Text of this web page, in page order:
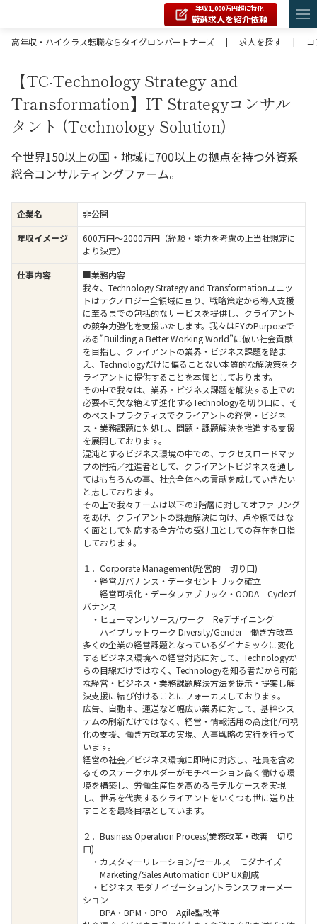
年収1,000万円超に特化
厳選求人を紹介依頼
高年収・ハイクラス転職ならタイグロンパートナーズ
| 求人を探す |
【TC-Technology Strategy and
Transformation】IT Strategyコンサル
タント (Technology Solution)
全世界150以上の国・地域に700以上の拠点を持つ外資系
総合コンサルティングファーム。
企業名
非公開
年収イメージ
600万円〜2000万円（経験・能力を考慮の上当社規定に
より決定）
仕事内容
■業務内容
我々、Technology Strategy and Transformationユニッ
トはテクノロジー全領域に亘り、戦略策定から導入支援
に至るまでの包括的なサービスを提供し、クライアント
の競争力強化を支援いたします。我々はEYのPurposeで
ある”Building a Better Working World”に倣い社会貢献
を目指し、クライアントの業界・ビジネス課題を踏ま
え、Technologyだけに偏ることない本質的な解決策をク
ライアントに提供することを本懐としております。
その中で我々は、業界・ビジネス課題を解決する上での
必要不可欠な絶えず進化するTechnologyを切り口に、そ
のベストプラクティスでクライアントの経営・ビジネ
ス・業務課題に対処し、問題・課題解決を推進する支援
を展開しております。
混沌とするビジネス環境の中での、サクセスロードマッ
プの開拓／推進者として、クライアントビジネスを通し
てはもちろんの事、社会全体への貢献を成していきたい
と志しております。
その上で我々チームは以下の3階層に対してオファリング
をあげ、クライアントの課題解決に向け、点や線ではな
く面として対応する全方位の受け皿としての存在を目指
しております。
１．Corporate Management(経営的 切り口)
・経営ガバナンス・データセントリック確立
経営可視化・データファブリック・OODA Cycleガ
バナンス
・ヒューマンリソース/ワーク Reデザイニング
ハイブリットワーク Diversity/Gender 働き方改革
多くの企業の経営課題となっているダイナミックに変化
するビジネス環境への経営対応に対して、Technologyか
らの目線だけではなく、Technologyを知る者だから可能
な経営・ビジネス・業務課題解決方法を提示・提案し解
決支援に結び付けることにフォーカスしております。
広告、自動車、運送など幅広い業界に対して、基幹シス
テムの刷新だけではなく、経営・情報活用の高度化/可視
化の支援、働き方改革の実現、人事戦略の実行を行って
います。
経営の社会／ビジネス環境に即時に対応し、社員を含め
るそのステークホルダーがモチベーション高く働ける環
境を構築し、労働生産性を高めるモデルケースを実現
し、世界を代表するクライアントをいくつも世に送り出
すことを最終目標としています。
２．Business Operation Process(業務改革・改善 切り
口)
・カスタマーリレーション/セールス モダナイズ
Marketing/Sales Automation CDP UX創成
・ビジネス モダナイゼーション/トランスフォーメー
ション
BPA・BPM・BPO Agile型改革